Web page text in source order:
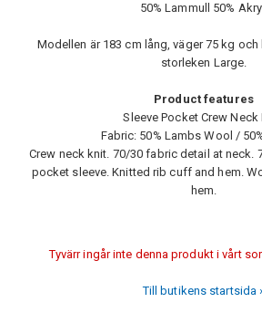
50% Lammull 50%
Modellen är 183 cm lång, väger 75 kg
storleken Large.
Product features
Sleeve Pocket Crew Neck
Fabric: 50% Lambs Wool /
Crew neck knit. 70/30 fabric detail at neck.
pocket sleeve. Knitted rib cuff and hem.
hem.
Tyvärr ingår inte denna produkt i vårt
Till butikens startsida